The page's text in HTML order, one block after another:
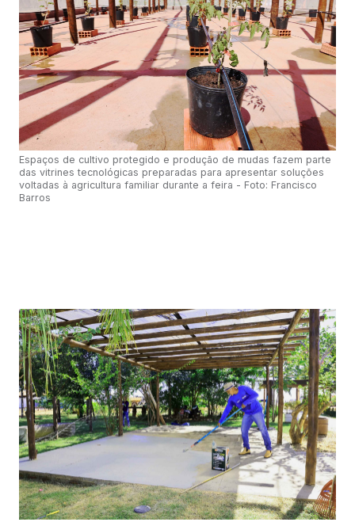
Espaços de cultivo protegido e produção de mudas fazem parte
das vitrines tecnológicas preparadas para apresentar soluções
voltadas à agricultura familiar durante a feira - Foto: Francisco
Barros